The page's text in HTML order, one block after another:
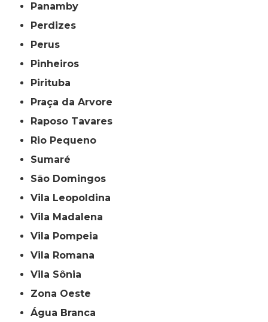
Panamby
Perdizes
Perus
Pinheiros
Pirituba
Praça da Arvore
Raposo Tavares
Rio Pequeno
Sumaré
São Domingos
Vila Leopoldina
Vila Madalena
Vila Pompeia
Vila Romana
Vila Sônia
Zona Oeste
Água Branca